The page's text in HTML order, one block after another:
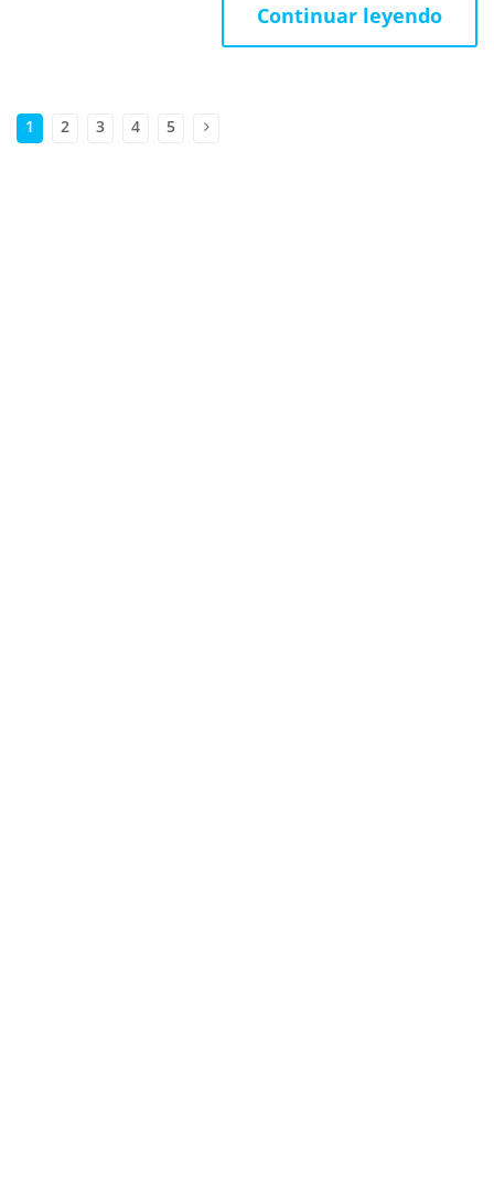
Continuar leyendo
1 2 3 4 5